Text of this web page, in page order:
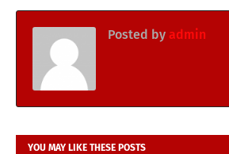
Posted by admin
YOU MAY LIKE THESE POSTS